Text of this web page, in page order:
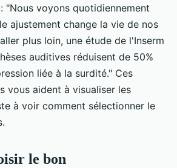
"Nous voyons quotidiennement
ajustement change la vie de nos
plus loin, une étude de l'Inserm
auditives réduisent de 50%
liée à la surdité." Ces
vous aident à visualiser les
à voir comment sélectionner le
le bon